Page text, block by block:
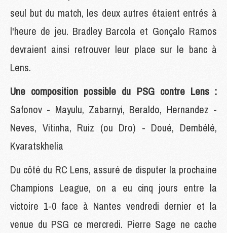
seul but du match, les deux autres étaient entrés à
l'heure de jeu. Bradley Barcola et Gonçalo Ramos
devraient ainsi retrouver leur place sur le banc à
Lens.
Une composition possible du PSG contre Lens :
Safonov - Mayulu, Zabarnyi, Beraldo, Hernandez -
Neves, Vitinha, Ruiz (ou Dro) - Doué, Dembélé,
Kvaratskhelia
Du côté du RC Lens, assuré de disputer la prochaine
Champions League, on a eu cinq jours entre la
victoire 1-0 face à Nantes vendredi dernier et la
venue du PSG ce mercredi. Pierre Sage ne cache